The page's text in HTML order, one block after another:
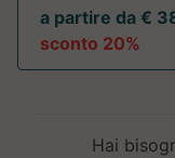
a partire da €
sconto 20%
Hai